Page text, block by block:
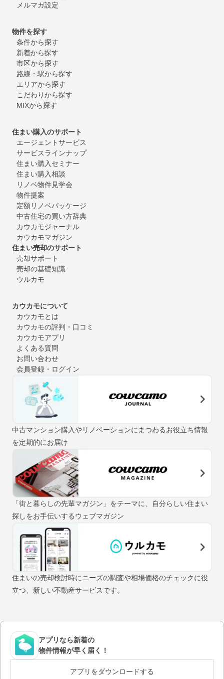
メルマガ設定
物件を探す
条件から探す
新着から探す
市区から探す
路線・駅から探す
エリアから探す
こだわりから探す
MIXから探す
住まい購入のサポート
エージェントサービス
サービスラインナップ
住まい購入セミナー
住まい購入相談
リノベ物件見学会
物件提案
定額リノベパッケージ
中古住宅の買い方辞典
カウカモジャーナル
カウカモマガジン
住まい売却のサポート
売却サポート
売却の基礎知識
ウルカモ
カウカモについて
カウカモとは
カウカモの評判・口コミ
カウカモアプリ
よくある質問
お問い合わせ
会員登録・ログイン
中古マンション購入やリノベーションにまつわるお役立ち情報
を定期的にお届け
「街と暮らしの先輩マガジン」をテーマに、自分らしい住まい
探しをお手伝いするウェブマガジン
住まいの売却検討時にニーズの調査や相場価格のチェックに役
立つ、新しい不動産サービスです。
アプリなら新着の
物件情報が早く届く！
アプリをダウンロードする